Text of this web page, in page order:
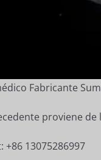
Fabricante
proviene
13075286997